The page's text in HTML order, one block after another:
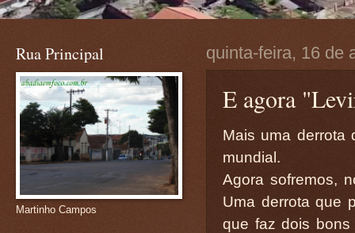
quinta-feira, 16 de
E agora
Mais uma derrota
mundial.
Agora sofremos,
Uma derrota que
que faz dois
Rua Principal
Martinho Campos